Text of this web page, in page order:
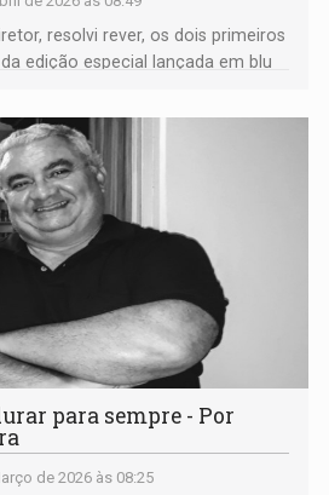
resolvi rever, os dois primeiros
edição especial lançada em blu
para sempre - Por
de 2026 às 08:25